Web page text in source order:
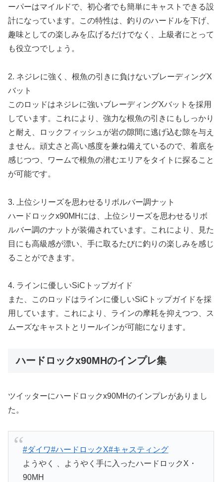
ーパーはマイルドで、初心者でも簡単にキャストできる設
計になっています。この特性は、釣りのハードルを下げ、
趣味としての楽しみを広げるだけでなく、上級者にとって
も役立つでしょう。
2. ネジレに強く、根魚の引きに負けないブレーディングX
バット
このロッドはネジレに強いブレーディングXバットを採用
しています。これにより、強力な根魚の引きにもしっかり
と耐え、ロックフィッシュが岩の隙間に逃げ込む隙を与え
ません。頑丈さと高い感度を兼ね備えているので、着底を
感じつつ、ワームで根魚の潜むエリアをタイトに探ること
が可能です。
3. 上位シリーズを思わせるリボルバー調ナット
ハードロックx90MHには、上位シリーズを思わせるリボ
ルバー調のナットが装備されています。これにより、見た
目にも高級感が漂い、手に取るたびに釣りの楽しみを感じ
ることができます。
4. ラインに優しいSiCトップガイド
また、このロッドはラインに優しいSiCトップガイドを採
用しています。これにより、ラインの摩耗を抑えつつ、ス
ムーズなキャストとリールインが可能になります。
ハードロックx90MHのインプレ集
ツイッターにハードロックx90MHのインプレがありまし
た。
#ダイワ#ハードロックX#キャスティング
ようやく 、ようやく手に入ったハードロックX・
90MH